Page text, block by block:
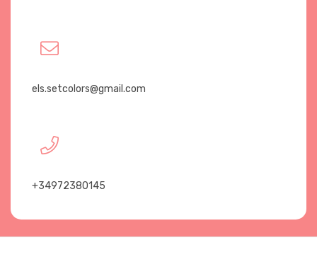
els.setcolors@gmail.com
+34972380145